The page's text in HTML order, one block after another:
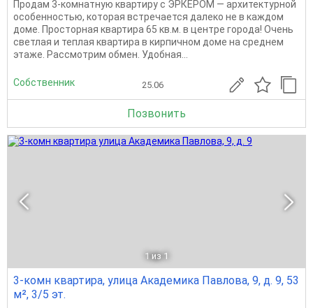
Продам 3-комнатную квартиру с ЭРКЕРОМ — архитектурной
особенностью, которая встречается далеко не в каждом
доме. Просторная квартира 65 кв.м. в центре города! Очень
светлая и теплая квартира в кирпичном доме на среднем
этаже. Рассмотрим обмен. Удобная...
Собственник 25.06
Позвонить
1 из 1
3-комн квартира, улица Академика Павлова, 9, д. 9, 53
м², 3/5 эт.